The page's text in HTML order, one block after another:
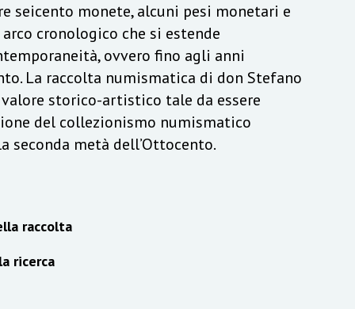
seicento monete, alcuni pesi monetari e
cronologico che si estende
ovvero fino agli anni
La raccolta numismatica di don Stefano
storico-artistico tale da essere
del collezionismo numismatico
seconda metà dell’Ottocento.
raccolta
ricerca